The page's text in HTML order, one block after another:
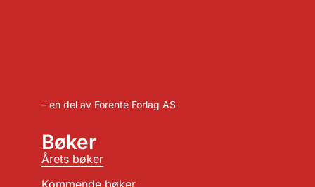
– en del av Forente Forlag AS
Bøker
Årets bøker
Kommende bøker